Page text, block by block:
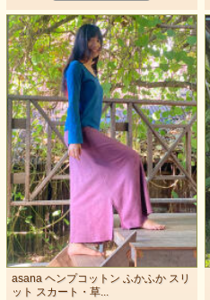
asana ヘンプコットン ふかふか スリ
ット スカート・草...